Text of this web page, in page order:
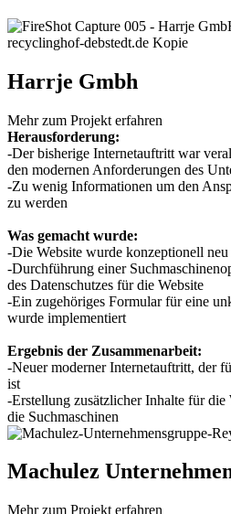
Harrje Gmbh
Mehr zum Projekt erfahren
Herausforderung:
-Der bisherige Internetauftritt war
den modernen Anforderungen des
-Zu wenig Informationen um den
zu werden
Was gemacht wurde:
-Die Website wurde konzeptionell
-Durchführung einer
des Datenschutzes für die Website
-Ein zugehöriges Formular für eine
wurde implementiert
Ergebnis der Zusammenarbeit:
-Neuer moderner Internetauftritt, der
ist
-Erstellung zusätzlicher Inhalte für
die Suchmaschinen
Machulez
Mehr zum Projekt erfahren